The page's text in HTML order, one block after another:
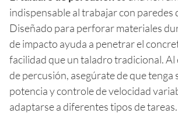
indispensable al trabajar con paredes
Diseñado para perforar materiales
de impacto ayuda a penetrar el
facilidad que un taladro tradicional. Al
de percusión, asegúrate de que tenga
potencia y controle de velocidad
adaptarse a diferentes tipos de tareas.